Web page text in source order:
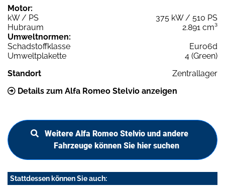
Motor:
kW / PS
375 kW / 510 PS
Hubraum
2.891 cm³
Umweltnormen:
Schadstoffklasse
Euro6d
Umweltplakette
4 (Green)
Standort
Zentrallager
Details zum Alfa Romeo Stelvio anzeigen
Weitere Alfa Romeo Stelvio und andere
Fahrzeuge können Sie hier suchen
Stattdessen können Sie auch: